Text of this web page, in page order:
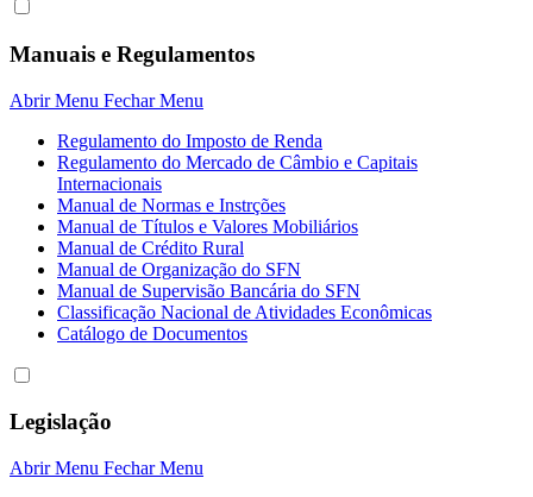
Manuais e Regulamentos
Abrir Menu Fechar Menu
Regulamento do Imposto de Renda
Regulamento do Mercado de Câmbio e Capitais
Internacionais
Manual de Normas e Instrções
Manual de Títulos e Valores Mobiliários
Manual de Crédito Rural
Manual de Organização do SFN
Manual de Supervisão Bancária do SFN
Classificação Nacional de Atividades Econômicas
Catálogo de Documentos
Legislação
Abrir Menu Fechar Menu